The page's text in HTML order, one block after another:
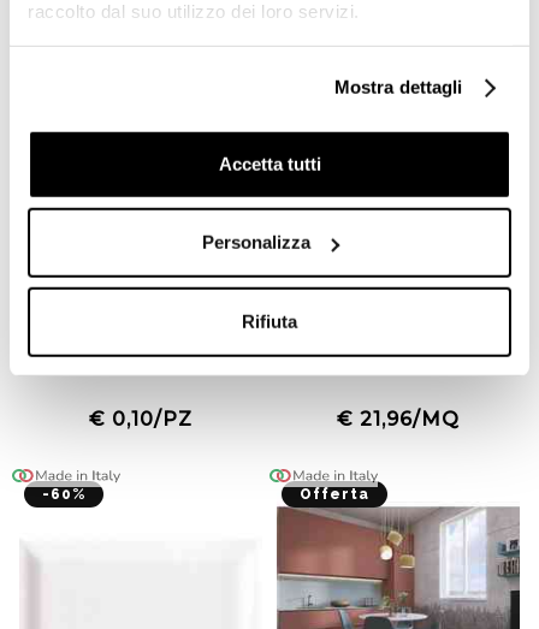
raccolto dal suo utilizzo dei loro servizi.
Mostra dettagli
Accetta tutti
Personalizza
Rifiuta
€ 0,10/PZ
Blanco Brillo 10x30 cm –
€ 21,96/MQ
-60% Offerta